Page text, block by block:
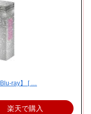
Blu-ray】 [ …
楽天で購入